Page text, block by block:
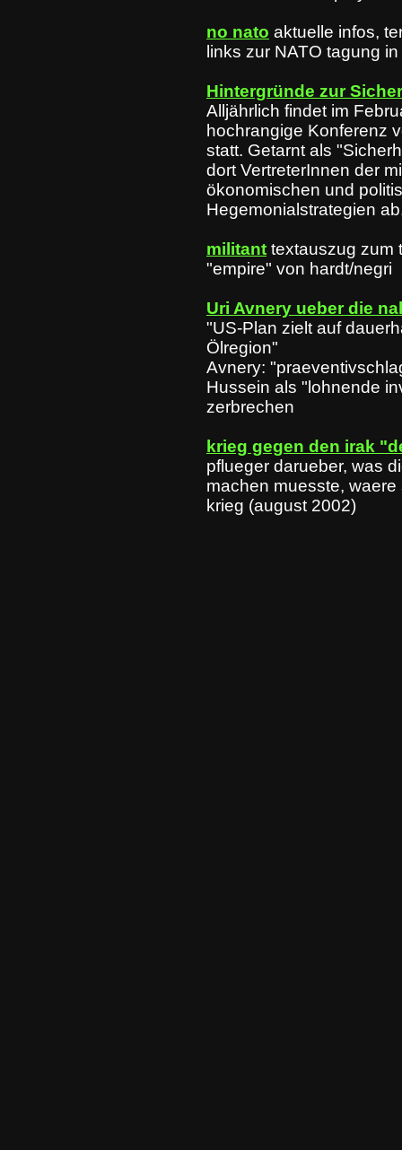
no nato aktuelle infos,
links zur NATO tagung
Hintergründe zur
Alljährlich findet im
hochrangige Konferenz
statt. Getarnt als
dort VertreterInnen der
ökonomischen und
Hegemonialstrategien
militant textauszug zum
"empire" von hardt/negri
Uri Avnery ueber die
"US-Plan zielt auf
Ölregion"
Avnery:
Hussein als "lohnende
zerbrechen
krieg gegen den irak
pflueger darueber, was
machen muesste,
krieg (august 2002)